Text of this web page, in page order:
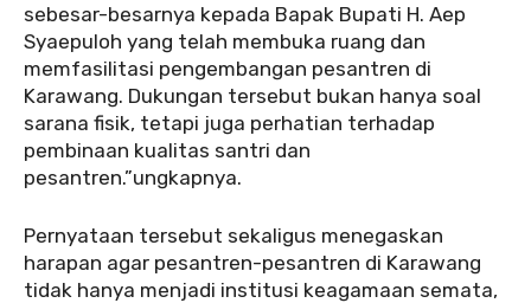
sebesar-besarnya kepada Bapak Bupati H. Aep
Syaepuloh yang telah membuka ruang dan
memfasilitasi pengembangan pesantren di
Karawang. Dukungan tersebut bukan hanya soal
sarana fisik, tetapi juga perhatian terhadap
pembinaan kualitas santri dan
pesantren.”ungkapnya.
Pernyataan tersebut sekaligus menegaskan
harapan agar pesantren-pesantren di Karawang
tidak hanya menjadi institusi keagamaan semata,